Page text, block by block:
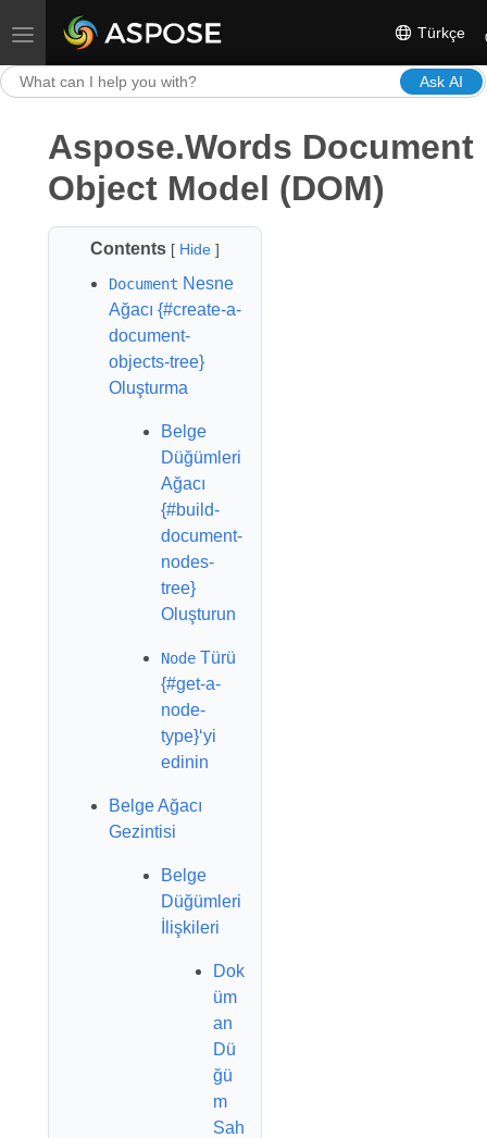
Toggle navigation Türkçe
Ask AI
Aspose.Words Document
Object Model (DOM)
Contents [ Hide]
Document Nesne
Ağacı {#create-a-
document-
objects-tree}
Oluşturma
Belge
Düğümleri
Ağacı
{#build-
document-
nodes-
tree}
Oluşturun
NodeTürü
{#get-a-
node-
type}‘yi
edinin
Belge Ağacı
Gezintisi
Belge
Düğümleri
İlişkileri
Dok
üm
an
Dü
ğü
m
Sah